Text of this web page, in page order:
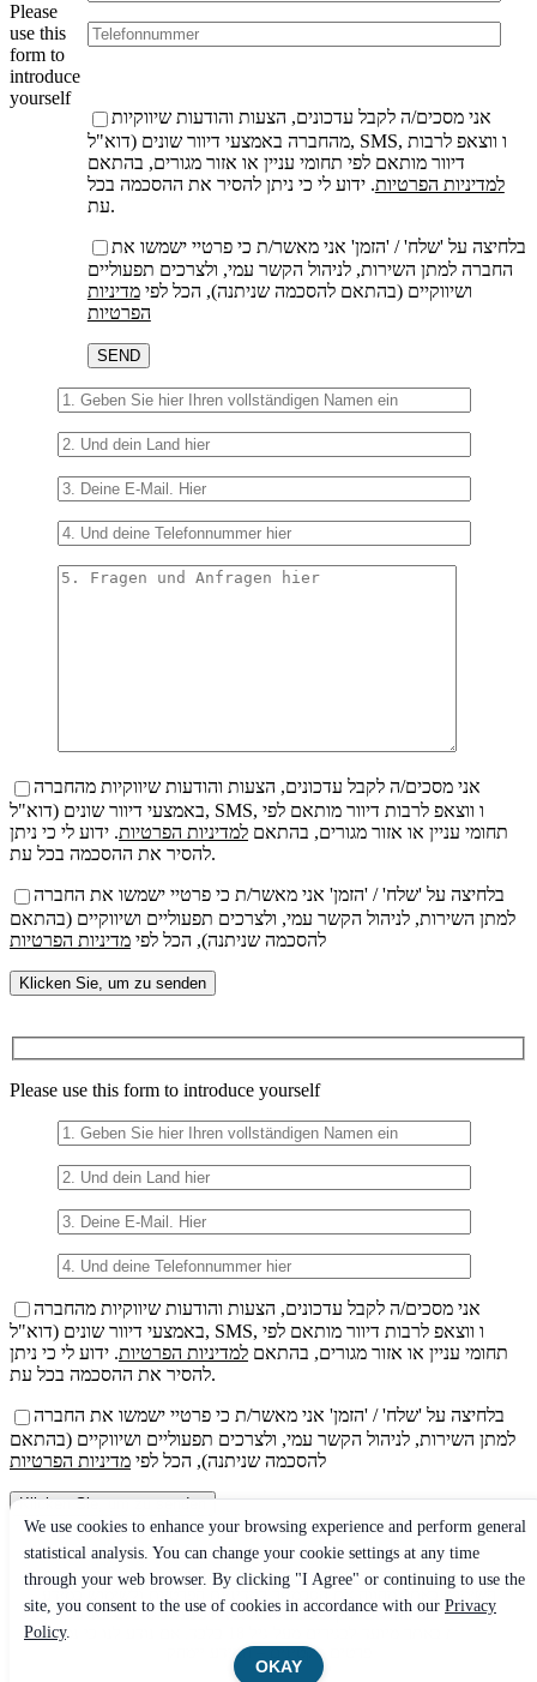
אני מסכים/ה לקבל עדכונים, הצעות והודעות שיווקיות
מהחברה באמצעי דיוור שונים (דוא"ל, SMS, ו ווצאפ לרבות
דיוור מותאם לפי תחומי עניין או אזור מגורים, בהתאם
למדיניות הפרטיות. ידוע לי כי ניתן להסיר את ההסכמה בכל
עת.
בלחיצה על 'שלח' / 'הזמן' אני מאשר/ת כי פרטיי ישמשו את
החברה למתן השירות, לניהול הקשר עמי, ולצרכים תפעוליים
ושיווקיים (בהתאם להסכמה שניתנה), הכל לפימדיניות
הפרטיות
Feld
leer.
Please
use this
form to
introduce
yourself
אני מסכים/ה לקבל עדכונים, הצעות והודעות שיווקיות מהחברה
באמצעי דיוור שונים (דוא"ל, SMS, ו ווצאפ לרבות דיוור מותאם לפי
תחומי עניין או אזור מגורים, בהתאם למדיניות הפרטיות. ידוע לי כי ניתן
להסיר את ההסכמה בכל עת.
בלחיצה על 'שלח' / 'הזמן' אני מאשר/ת כי פרטיי ישמשו את החברה
למתן השירות, לניהול הקשר עמי, ולצרכים תפעוליים ושיווקיים (בהתאם
להסכמה שניתנה), הכל לפי מדיניות הפרטיות
Feld
Please use this form to introduce yourself
אני מסכים/ה לקבל עדכונים, הצעות והודעות שיווקיות מהחברה
באמצעי דיוור שונים (דוא"ל, SMS, ו ווצאפ לרבות דיוור מותאם לפי
תחומי עניין או אזור מגורים, בהתאם למדיניות הפרטיות. ידוע לי כי ניתן
להסיר את ההסכמה בכל עת.
בלחיצה על 'שלח' / 'הזמן' אני מאשר/ת כי פרטיי ישמשו את החברה
למתן השירות, לניהול הקשר עמי, ולצרכים תפעוליים ושיווקיים (בהתאם
להסכמה שניתנה), הכל לפי מדיניות הפרטיות
Bitte
lasse
dieses
Feld
leer.
OKAY
We use cookies to enhance your browsing experience and perform general
statistical analysis. You can change your cookie settings at any time
through your web browser. By clicking "I Agree" or continuing to use the
site, you consent to the use of cookies in accordance with our Privacy
Policy.
השימוש באתר מהווה את הסכמתך למדיניות הפרטיות ולשימוש במידע
כמפורט בה. אם אינך מסכים/ה – אנא הימנע/י משימוש באתר
השירות באתר מיועד לבגירים מעל גיל 18 בלבד. אם נודע לנו כי נמסרו
פרטים מקטינים – המידע יימחק